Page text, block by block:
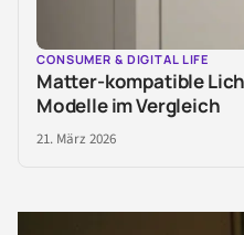
CONSUMER & DIGITAL LIFE
Matter-kompatible
Modelle im Vergleich
21. März 2026